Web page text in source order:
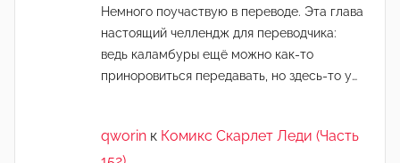
Немного поучаствую в переводе. Эта глава
настоящий челлендж для переводчика:
ведь каламбуры ещё можно как-то
приноровиться передавать, но здесь-то у…
qworin к Комикс Скарлет Леди (Часть